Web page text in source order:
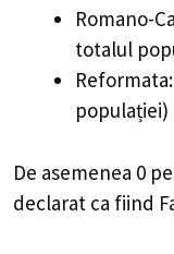
Populație
Ialomița -
Etnie
Români